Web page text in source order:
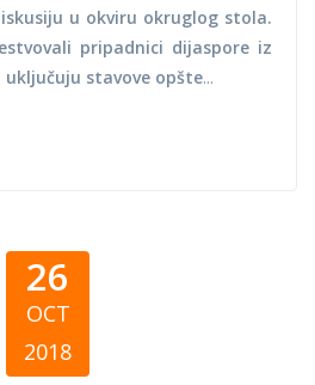
u okviru okruglog stola.
pripadnici dijaspore iz
stavove opšte...
26
OCT
2018